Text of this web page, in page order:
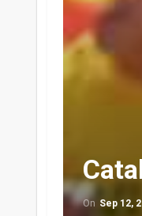
On Sep 12,